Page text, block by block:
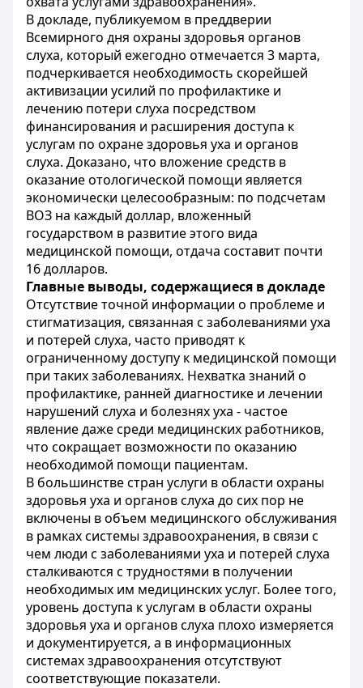
В докладе, публикуемом в преддверии
Всемирного дня охраны здоровья органов
слуха, который ежегодно отмечается 3 марта,
подчеркивается необходимость скорейшей
активизации усилий по профилактике и
лечению потери слуха посредством
финансирования и расширения доступа к
услугам по охране здоровья уха и органов
слуха. Доказано, что вложение средств в
оказание отологической помощи является
экономически целесообразным: по подсчетам
ВОЗ на каждый доллар, вложенный
государством в развитие этого вида
медицинской помощи, отдача составит почти
16 долларов.
Главные выводы, содержащиеся в докладе
Отсутствие точной информации о проблеме и
стигматизация, связанная с заболеваниями уха
и потерей слуха, часто приводят к
ограниченному доступу к медицинской помощи
при таких заболеваниях. Нехватка знаний о
профилактике, ранней диагностике и лечении
нарушений слуха и болезнях уха - частое
явление даже среди медицинских работников,
что сокращает возможности по оказанию
необходимой помощи пациентам.
В большинстве стран услуги в области охраны
здоровья уха и органов слуха до сих пор не
включены в объем медицинского обслуживания
в рамках системы здравоохранения, в связи с
чем люди с заболеваниями уха и потерей слуха
сталкиваются с трудностями в получении
необходимых им медицинских услуг. Более того,
уровень доступа к услугам в области охраны
здоровья уха и органов слуха плохо измеряется
и документируется, а в информационных
системах здравоохранения отсутствуют
соответствующие показатели.